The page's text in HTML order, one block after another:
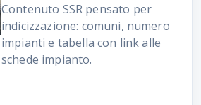
Contenuto SSR pensato per
indicizzazione: comuni, numero
impianti e tabella con link alle
schede impianto.